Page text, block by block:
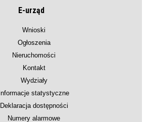
E-urząd
Wnioski
Ogłoszenia
Nieruchomości
Kontakt
Wydziały
Informacje statystyczne
Deklaracja dostępności
Numery alarmowe